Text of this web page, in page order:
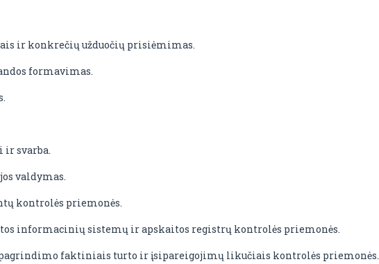
ir konkrečių užduočių prisiėmimas.
formavimas.
ir svarba.
valdymas.
kontrolės priemonės.
informacinių sistemų ir apskaitos registrų kontrolės priemonės.
faktiniais turto ir įsipareigojimų likučiais kontrolės priemonės.